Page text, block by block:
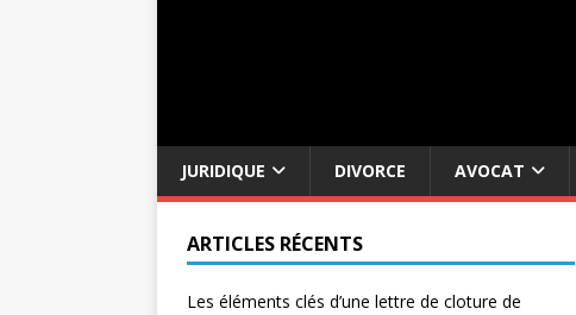
JURIDIQUE DIVORCE AVOCAT
ARTICLES RÉCENTS
Les éléments clés d’une lettre de cloture de